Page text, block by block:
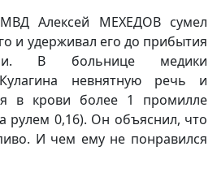
Алексей МЕХЕДОВ сумел
и удерживал его до прибытия
В больнице медики
невнятную речь и
в крови более 1 промилле
рулем 0,16). Он объяснил, что
И чем ему не понравился